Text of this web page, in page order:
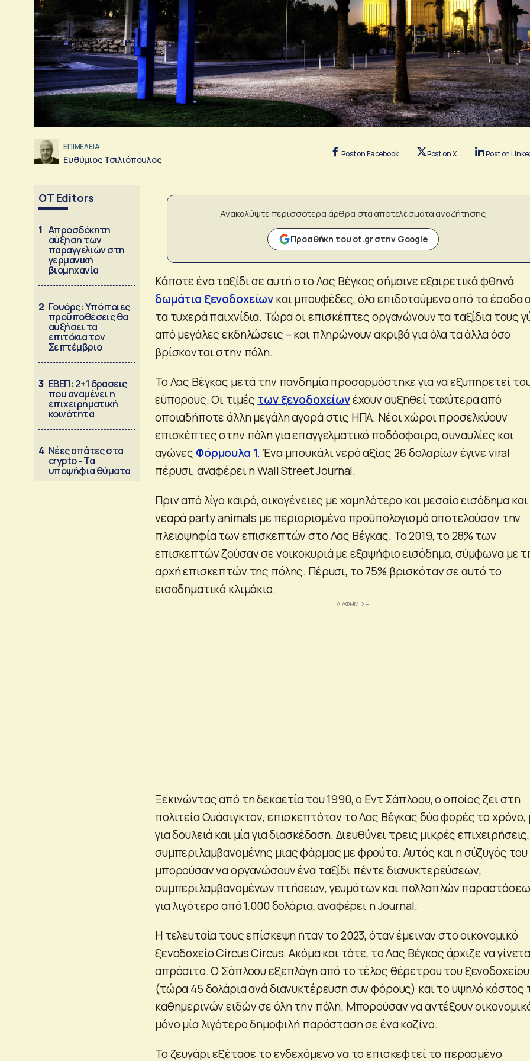
ΕΠΙΜΕΛΕΙΑ
Ευθύμιος Τσιλιόπουλος
Post on Facebook Post on X Post on
OT Editors
1 Απροσδόκητη
αύξηση των
παραγγελιών στη
γερμανική
βιομηχανία
2 Γουόρς: Υπό ποιες
προϋποθέσεις θα
αυξήσει τα
επιτόκια τον
Σεπτέμβριο
3 ΕΒΕΠ: 2+1 δράσεις
που αναμένει η
επιχειρηματική
κοινότητα
4 Νέες απάτες στα
crypto - Τα
υποψήφια θύματα
Ανακαλύψτε περισσότερα άρθρα στα αποτελέσματα αναζήτησης
Προσθήκη του ot.gr στην Google
Κάποτε ένα ταξίδι σε αυτή στο Λας Βέγκας σήμαινε εξαιρετικά φθηνά
δωμάτια ξενοδοχείωνκαι μπουφέδες, όλα επιδοτούμενα από τα έσοδα
τα τυχερά παιχνίδια. Τώρα οι επισκέπτες οργανώνουν τα ταξίδια τους
από μεγάλες εκδηλώσεις – και πληρώνουν ακριβά για όλα τα άλλα όσο
βρίσκονται στην πόλη.
Το Λας Βέγκας μετά την πανδημία προσαρμόστηκε για να εξυπηρετεί
εύπορους. Οι τιμές των ξενοδοχείωνέχουν αυξηθεί ταχύτερα από
οποιαδήποτε άλλη μεγάλη αγορά στις ΗΠΑ. Νέοι χώροι προσελκύουν
επισκέπτες στην πόλη για επαγγελματικό ποδόσφαιρο, συναυλίες και
αγώνες Φόρμουλα 1.Ένα μπουκάλι νερό αξίας 26 δολαρίων έγινε viral
πέρυσι, αναφέρει η Wall Street Journal.
Πριν από λίγο καιρό, οικογένειες με χαμηλότερο και μεσαίο εισόδημα και
νεαρά party animals με περιορισμένο προϋπολογισμό αποτελούσαν την
πλειοψηφία των επισκεπτών στο Λας Βέγκας. Το 2019, το 28% των
επισκεπτών ζούσαν σε νοικοκυριά με εξαψήφιο εισόδημα, σύμφωνα με
αρχή επισκεπτών της πόλης. Πέρυσι, το 75% βρισκόταν σε αυτό το
εισοδηματικό κλιμάκιο.
Ξεκινώντας από τη δεκαετία του 1990, ο Εντ Σάπλοου, ο οποίος ζει στη
πολιτεία Ουάσιγκτον, επισκεπτόταν το Λας Βέγκας δύο φορές το χρόνο,
για δουλειά και μία για διασκέδαση. Διευθύνει τρεις μικρές επιχειρήσεις,
συμπεριλαμβανομένης μιας φάρμας με φρούτα. Αυτός και η σύζυγός του
μπορούσαν να οργανώσουν ένα ταξίδι πέντε διανυκτερεύσεων,
συμπεριλαμβανομένων πτήσεων, γευμάτων και πολλαπλών
για λιγότερο από 1.000 δολάρια, αναφέρει η Journal.
Η τελευταία τους επίσκεψη ήταν το 2023, όταν έμειναν στο οικονομικό
ξενοδοχείο Circus Circus. Ακόμα και τότε, το Λας Βέγκας άρχιζε να
απρόσιτο. Ο Σάπλοου εξεπλάγη από το τέλος θέρετρου του ξενοδοχείου
(τώρα 45 δολάρια ανά διανυκτέρευση συν φόρους) και το υψηλό κόστος
καθημερινών ειδών σε όλη την πόλη. Μπορούσαν να αντέξουν
μόνο μία λιγότερο δημοφιλή παράσταση σε ένα καζίνο.
Το ζευγάρι εξέτασε το ενδεχόμενο να το επισκεφτεί το περασμένο